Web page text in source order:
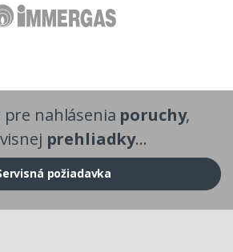
nahlásenia poruchy,
prehliadky...
požiadavka